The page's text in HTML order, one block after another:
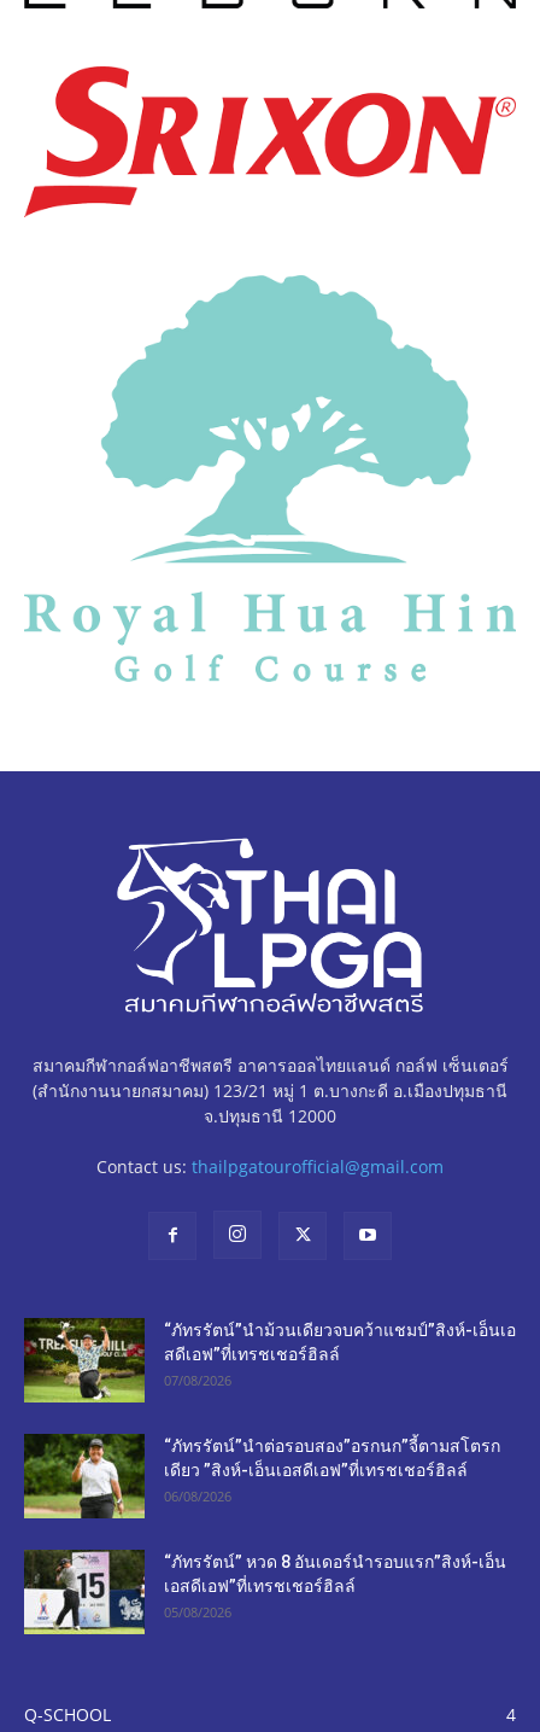
สมาคมกีฬากอล์ฟอาชีพสตรี อาคารออลไทยแลนด์ กอล์ฟ เซ็นเตอร์
(สำนักงานนายกสมาคม) 123/21 หมู่ 1 ต.บางกะดี อ.เมืองปทุมธานี
จ.ปทุมธานี 12000
Contact us: thailpgatourofficial@gmail.com
“ภัทรรัตน์”นำม้วนเดียวจบคว้าแชมป์”สิงห์-เอ็นเอ
สดีเอฟ”ที่เทรชเชอร์ฮิลล์
07/08/2026
“ภัทรรัตน์”นำต่อรอบสอง”อรกนก”จี้ตามสโตรก
เดียว ”สิงห์-เอ็นเอสดีเอฟ”ที่เทรชเชอร์ฮิลล์
06/08/2026
“ภัทรรัตน์” หวด 8 อันเดอร์นำรอบแรก”สิงห์-เอ็น
เอสดีเอฟ”ที่เทรชเชอร์ฮิลล์
05/08/2026
Q-SCHOOL 4